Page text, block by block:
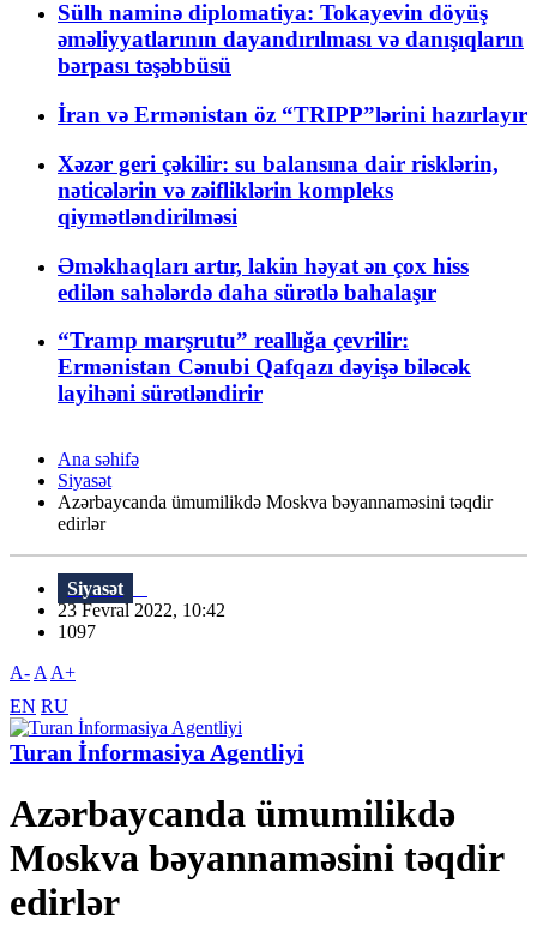
Sülh naminə diplomatiya: Tokayevin döyüş
əməliyyatlarının dayandırılması və danışıqların
bərpası təşəbbüsü
İran və Ermənistan öz “TRIPP”lərini hazırlayır
Xəzər geri çəkilir: su balansına dair risklərin,
nəticələrin və zəifliklərin kompleks
qiymətləndirilməsi
Əməkhaqları artır, lakin həyat ən çox hiss
edilən sahələrdə daha sürətlə bahalaşır
“Tramp marşrutu” reallığa çevrilir:
Ermənistan Cənubi Qafqazı dəyişə biləcək
layihəni sürətləndirir
Ana səhifə
Siyasət
Azərbaycanda ümumilikdə Moskva bəyannaməsini təqdir
edirlər
Siyasət
23 Fevral 2022, 10:42
1097
A- A A+
EN RU
Turan İnformasiya Agentliyi
Azərbaycanda ümumilikdə
Moskva bəyannaməsini təqdir
edirlər